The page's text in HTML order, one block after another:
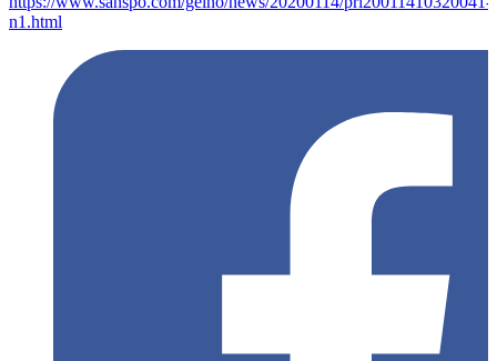
n1.html